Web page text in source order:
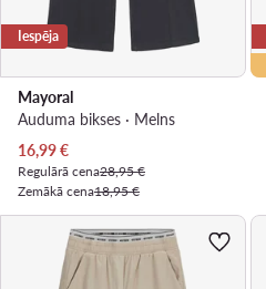
Iespēja
Mayoral
Auduma bikses · Melns
Pašreizējā cena
16,99€
Regulārā cena28,95 €
Zemākā cena18,95 €